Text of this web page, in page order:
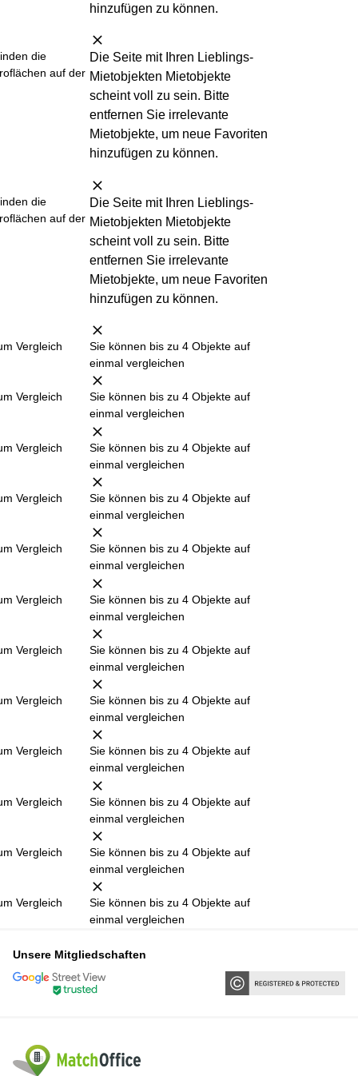
hinzufügen zu können.
die
auf der
Die Seite mit Ihren Lieblings-
Mietobjekten Mietobjekte
scheintvoll
zu sein. Bitte
entfernen Sie irrelevante
Mietobjekte, um neue Favoriten
hinzufügen zu können.
die
auf der
Die Seite mit Ihren Lieblings-
Mietobjekten Mietobjekte
scheintvoll
zu sein. Bitte
entfernen Sie irrelevante
Mietobjekte, um neue Favoriten
hinzufügen zu können.
Vergleich
Sie können bis zu 4 Objekte auf
einmal vergleichen
Vergleich
Sie können bis zu 4 Objekte auf
einmal vergleichen
Vergleich
Sie können bis zu 4 Objekte auf
einmal vergleichen
Vergleich
Sie können bis zu 4 Objekte auf
einmal vergleichen
Vergleich
Sie können bis zu 4 Objekte auf
einmal vergleichen
Vergleich
Sie können bis zu 4 Objekte auf
einmal vergleichen
Vergleich
Sie können bis zu 4 Objekte auf
einmal vergleichen
Vergleich
Sie können bis zu 4 Objekte auf
einmal vergleichen
Vergleich
Sie können bis zu 4 Objekte auf
einmal vergleichen
Vergleich
Sie können bis zu 4 Objekte auf
einmal vergleichen
Vergleich
Sie können bis zu 4 Objekte auf
einmal vergleichen
Vergleich
Sie können bis zu 4 Objekte auf
einmal vergleichen
Unsere Mitgliedschaften